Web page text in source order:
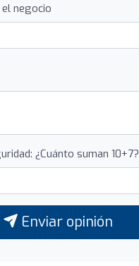
negocio
¿Cuánto suman 10+7?
Enviar opinión